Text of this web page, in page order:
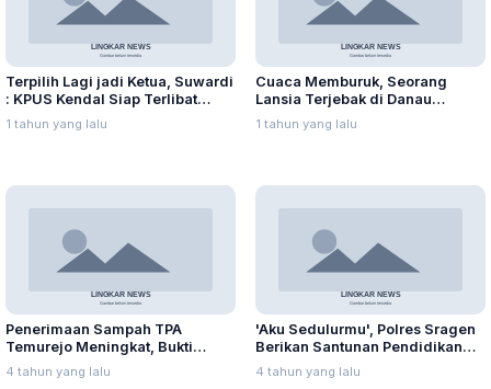
Terpilih Lagi jadi Ketua, Suwardi
: KPUS Kendal Siap Terlibat
Suplai Telur untuk MBG
1 tahun yang lalu
Cuaca Memburuk, Seorang
Lansia Terjebak di Danau
Rawapening Saat Mencari
Enceng Gondok
1 tahun yang lalu
Penerimaan Sampah TPA
Temurejo Meningkat, Bukti
Masyarakat Blora Peduli
Kebersihan
4 tahun yang lalu
'Aku Sedulurmu', Polres Sragen
Berikan Santunan Pendidikan
Anak Yatim Piatu
4 tahun yang lalu